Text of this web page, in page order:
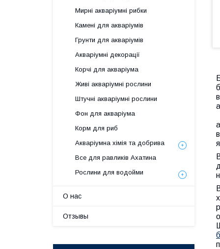
Мирні акваріумні рибки
Камені для акваріумів
Грунти для акваріумів
Акваріумні декорації
Корчі для акваріума
Живі акваріумні рослини
Штучні акваріумні рослини
Фон для акваріума
Корм для риб
Акваріумна хімія та добрива
Все для равликів Ахатина
Рослини для водойми
О нас
Отзывы